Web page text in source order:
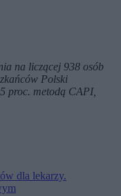
na liczącej 938 osób
Polski
proc. metodą CAPI,
dla lekarzy.